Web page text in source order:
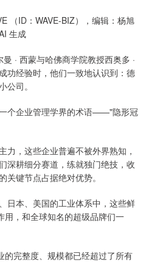
（ID：WAVE-BIZ），编辑：杨旭
生成
· 西蒙与哈佛商学院教授西奥多 ·
功经验时，他们一致地认识到：德
公司。
个企业管理学界的术语——"隐形冠
力，这些企业普遍不被外界熟知，
深耕细分赛道，练就独门绝技，收
关键节点占据绝对优势。
日本、美国的工业体系中，这些鲜
用，和全球知名的超级品牌们一
完整度、规模都已经超过了所有